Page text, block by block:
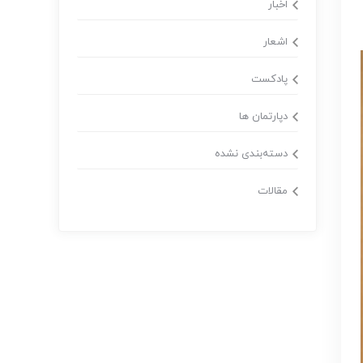
اخبار
اشعار
پادکست
دپارتمان ها
دسته‌بندی نشده
مقالات